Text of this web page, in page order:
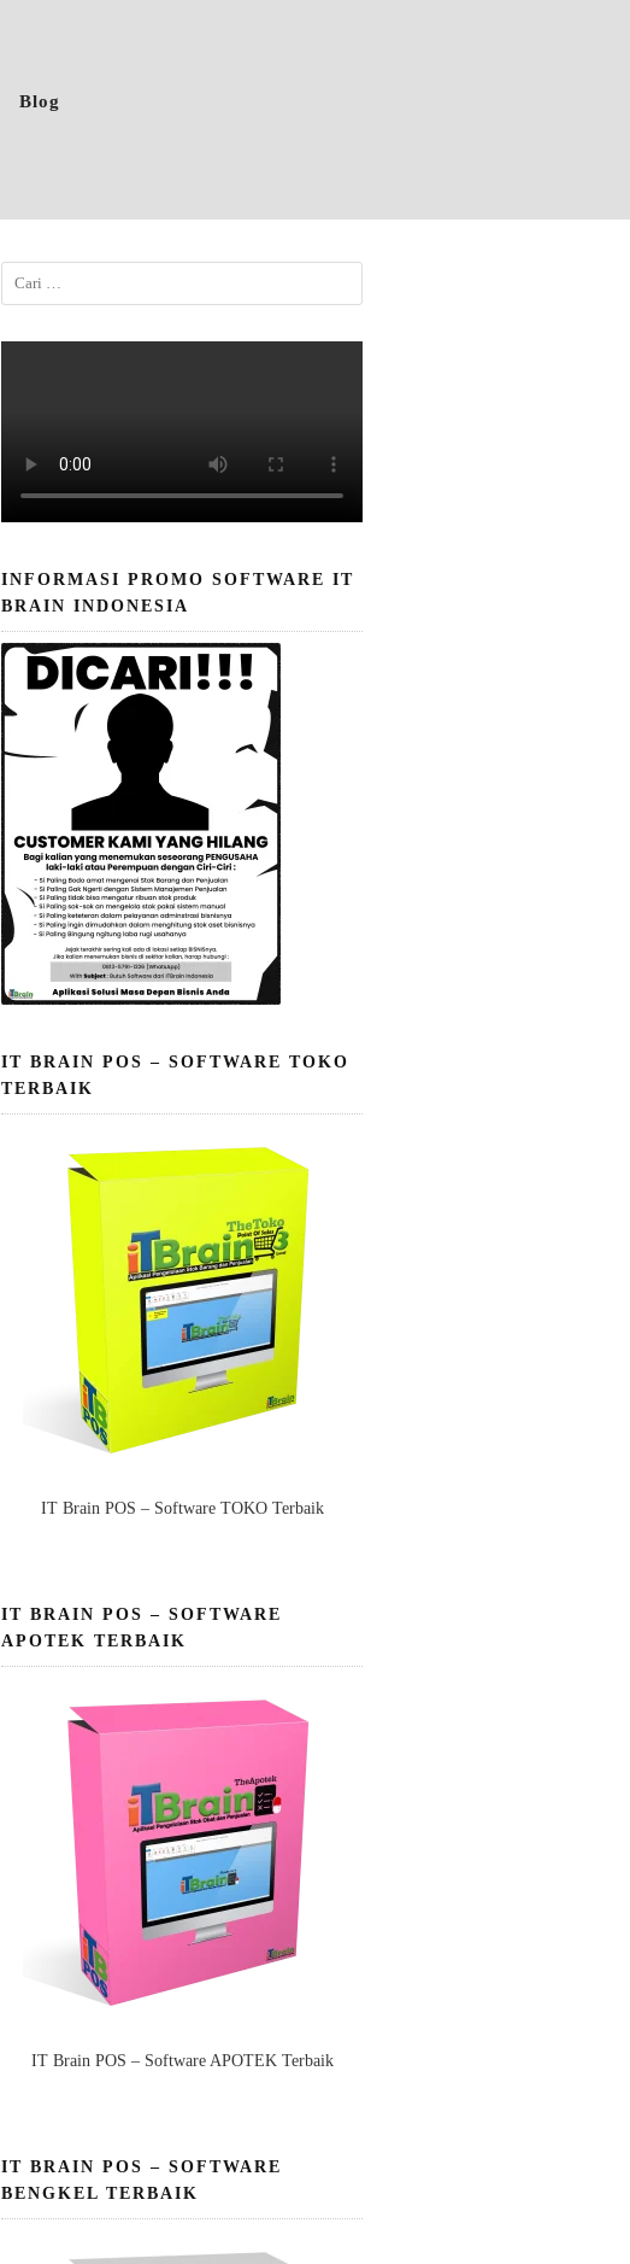
Blog
INFORMASI PROMO SOFTWARE IT
BRAIN INDONESIA
IT BRAIN POS – SOFTWARE TOKO
TERBAIK
IT Brain POS – Software TOKO Terbaik
IT BRAIN POS – SOFTWARE
APOTEK TERBAIK
IT Brain POS – Software APOTEK Terbaik
IT BRAIN POS – SOFTWARE
BENGKEL TERBAIK